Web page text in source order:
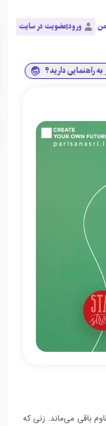
ورود|عضویت در سایت
به راهنمایی دارید؟
باقی می‌ماند. زنی که